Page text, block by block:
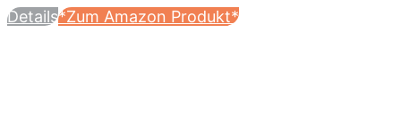
Details*Zum Amazon Produkt*